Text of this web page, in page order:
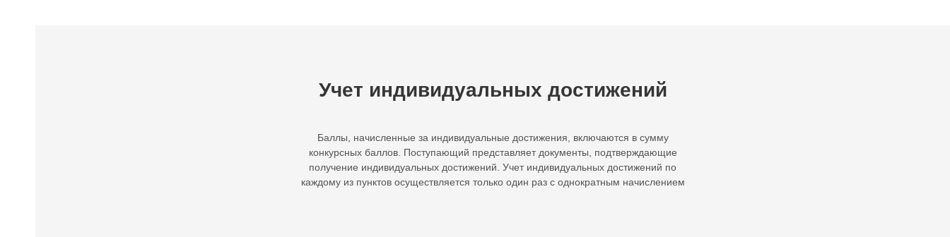
Учет индивидуальных достижений
Баллы, начисленные за индивидуальные достижения, включаются в сумму
конкурсных баллов. Поступающий представляет документы, подтверждающие
получение индивидуальных достижений. Учет индивидуальных достижений по
каждому из пунктов осуществляется только один раз с однократным начислением